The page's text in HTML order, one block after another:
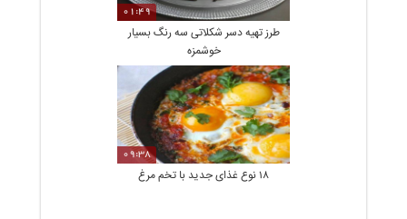
01:49
طرز تهیه دسر شکلاتی سه رنگ بسیار
خوشمزه
09:38
18 نوع غذای جدید با تخم مرغ